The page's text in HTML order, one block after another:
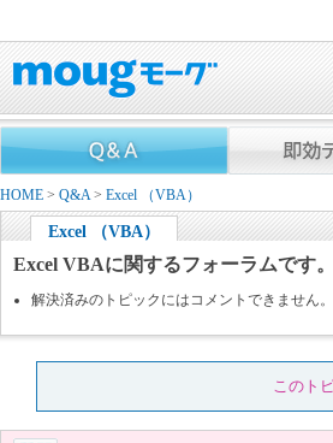
HOME > Q&A> Excel （VBA）
Excel （VBA）
Excel VBAに関するフォーラムです。
解決済みのトピックにはコメントできません。
このト